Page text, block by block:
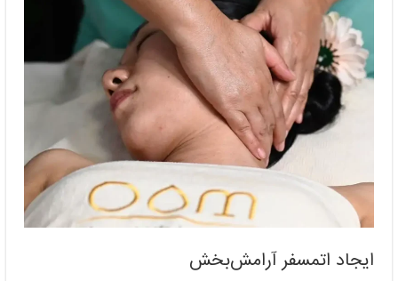
ایجاد اتمسفر آرامش‌بخش